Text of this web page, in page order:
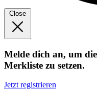
Close
Melde dich an, um
Merkliste zu setzen.
Jetzt registrieren